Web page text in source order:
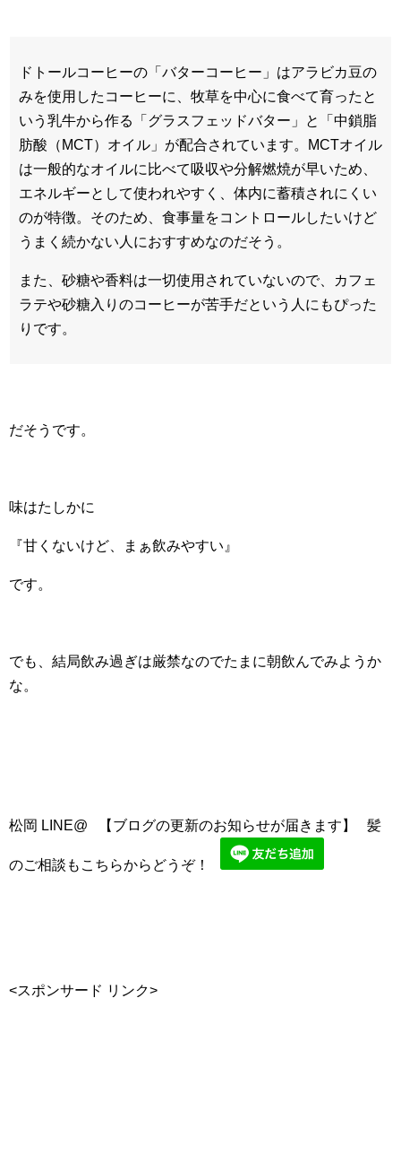
ドトールコーヒーの「バターコーヒー」はアラビカ豆の
みを使用したコーヒーに、牧草を中心に食べて育ったと
いう乳牛から作る「グラスフェッドバター」と「中鎖脂
肪酸（MCT）オイル」が配合されています。MCTオイル
は一般的なオイルに比べて吸収や分解燃焼が早いため、
エネルギーとして使われやすく、体内に蓄積されにくい
のが特徴。そのため、食事量をコントロールしたいけど
うまく続かない人におすすめなのだそう。
また、砂糖や香料は一切使用されていないので、カフェ
ラテや砂糖入りのコーヒーが苦手だという人にもぴった
りです。
だそうです。
味はたしかに
『甘くないけど、まぁ飲みやすい』
です。
でも、結局飲み過ぎは厳禁なのでたまに朝飲んでみようか
な。
松岡 LINE@ 【ブログの更新のお知らせが届きます】 髪
のご相談もこちらからどうぞ！
<スポンサード リンク>